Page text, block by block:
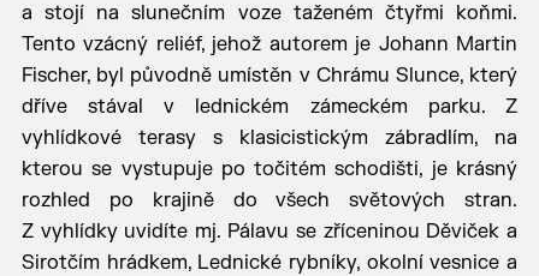
a stojí na slunečním voze taženém čtyřmi koňmi.
Tento vzácný reliéf, jehož autorem je Johann Martin
Fischer, byl původně umístěn v Chrámu Slunce, který
dříve stával v lednickém zámeckém parku. Z
vyhlídkové terasy s klasicistickým zábradlím, na
kterou se vystupuje po točitém schodišti, je krásný
rozhled po krajině do všech světových stran.
Z vyhlídky uvidíte mj. Pálavu se zříceninou Děviček a
Sirotčím hrádkem, Lednické rybníky, okolní vesnice a